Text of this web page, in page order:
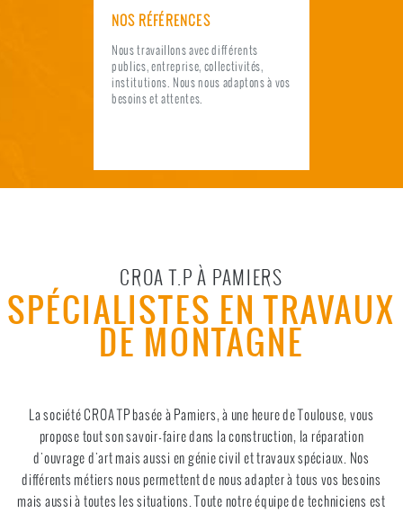
NOS RÉFÉRENCES
Nous travaillons avec différents
publics, entreprise, collectivités,
institutions. Nous nous adaptons à vos
besoins et attentes.
CROA T.P À PAMIERS
SPÉCIALISTES EN TRAVAUX
DE MONTAGNE
La société CROA TP basée à Pamiers, à une heure de Toulouse, vous
propose tout son savoir-faire dans la construction, la réparation
d'ouvrage d'art mais aussi en génie civil et travaux spéciaux. Nos
différents métiers nous permettent de nous adapter à tous vos besoins
mais aussi à toutes les situations. Toute notre équipe de techniciens est